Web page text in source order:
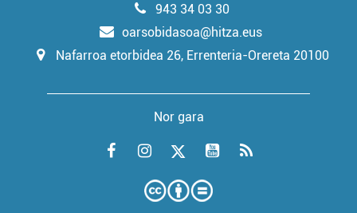
943 34 03 30
oarsobidasoa@hitza.eus
Nafarroa etorbidea 26, Errenteria-Orereta 20100
Nor gara